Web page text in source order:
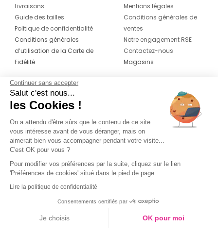
Livraisons
Guide des tailles
Politique de confidentialité
Conditions générales
d’utilisation de la Carte de
Fidélité
Mentions légales
Conditions générales de
ventes
Notre engagement RSE
Contactez-nous
Magasins
CONTACT
04 42 20 78 42
Du lundi au jeudi de 8h30 à 16h30 & le
vendredi de 8h30 à 15h30
Continuer sans accepter
Salut c'est nous...
les Cookies !
On a attendu d'être sûrs que le contenu de ce site
vous intéresse avant de vous déranger, mais on
aimerait bien vous accompagner pendant votre visite...
C'est OK pour vous ?
Pour modifier vos préférences par la suite, cliquez sur le lien
'Préférences de cookies' situé dans le pied de page.
Lire la politique de confidentialité
Consentements certifiés par
Je choisis OK pour moi